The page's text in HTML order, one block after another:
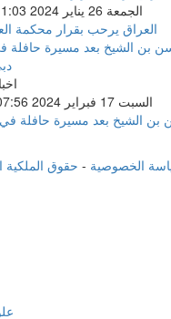
الجمعة 26 يناير 2024 11:03 مساءً
العراق يرحب بقرار محكمة
السبت 17 فبراير 2024 07:56 صباحاً
بن الشيخ بعد مسيرة حافلة
الخصوصية -